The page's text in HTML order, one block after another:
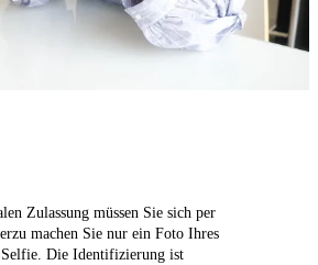
Zulassung müssen Sie sich per
machen Sie nur ein Foto Ihres
Selfie. Die Identifizierung ist